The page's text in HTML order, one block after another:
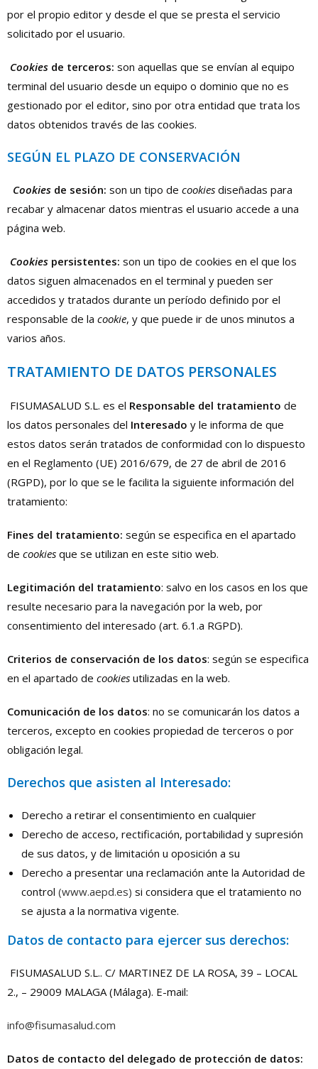
por el propio editor y desde el que se presta el servicio
solicitado por el usuario.
Cookies de terceros: son aquellas que se envían al equipo
terminal del usuario desde un equipo o dominio que no es
gestionado por el editor, sino por otra entidad que trata los
datos obtenidos través de las cookies.
SEGÚN EL PLAZO DE CONSERVACIÓN
Cookies de sesión: son un tipo de cookies diseñadas para
recabar y almacenar datos mientras el usuario accede a una
página web.
Cookies persistentes: son un tipo de cookies en el que los
datos siguen almacenados en el terminal y pueden ser
accedidos y tratados durante un período definido por el
responsable de la cookie, y que puede ir de unos minutos a
varios años.
TRATAMIENTO DE DATOS PERSONALES
FISUMASALUD S.L. es el Responsable del tratamiento de
los datos personales del Interesado y le informa de que
estos datos serán tratados de conformidad con lo dispuesto
en el Reglamento (UE) 2016/679, de 27 de abril de 2016
(RGPD), por lo que se le facilita la siguiente información del
tratamiento:
Fines del tratamiento: según se especifica en el apartado
de cookies que se utilizan en este sitio web.
Legitimación del tratamiento: salvo en los casos en los que
resulte necesario para la navegación por la web, por
consentimiento del interesado (art. 6.1.a RGPD).
Criterios de conservación de los datos: según se especifica
en el apartado de cookies utilizadas en la web.
Comunicación de los datos: no se comunicarán los datos a
terceros, excepto en cookies propiedad de terceros o por
obligación legal.
Derechos que asisten al Interesado:
Derecho a retirar el consentimiento en cualquier
Derecho de acceso, rectificación, portabilidad y supresión
de sus datos, y de limitación u oposición a su
Derecho a presentar una reclamación ante la Autoridad de
control (www.aepd.es) si considera que el tratamiento no
se ajusta a la normativa vigente.
Datos de contacto para ejercer sus derechos:
FISUMASALUD S.L.. C/ MARTINEZ DE LA ROSA, 39 – LOCAL
2., – 29009 MALAGA (Málaga). E-mail:
info@fisumasalud.com
Datos de contacto del delegado de protección de datos: